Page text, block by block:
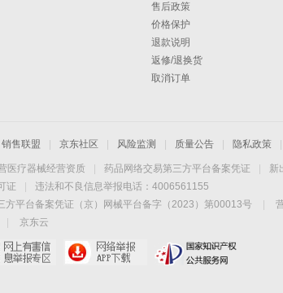
售后政策
价格保护
退款说明
返修/退换货
取消订单
销售联盟 京东社区 风险监测 质量公告 隐私政策
医疗器械经营资质 药品网络交易第三方平台备案凭证
新
证
违法和不良信息举报电话：4006561155
方平台备案凭证（京）网械平台备字（2023）第00013号
京东云